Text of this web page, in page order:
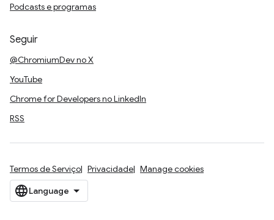
Podcasts e programas
Seguir
@ChromiumDev no X
YouTube
Chrome for Developers no LinkedIn
RSS
Termos de Serviço Privacidade Manage cookies